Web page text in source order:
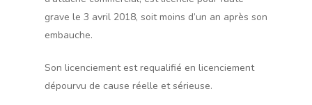
grave le 3 avril 2018, soit moins d’un an après son
embauche.
Son licenciement est requalifié en licenciement
dépourvu de cause réelle et sérieuse.